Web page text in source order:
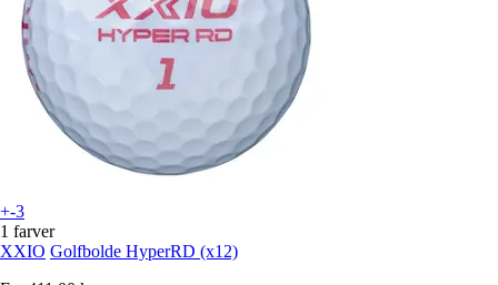
+-3
1 farver
XXIO Golfbolde HyperRD (x12)